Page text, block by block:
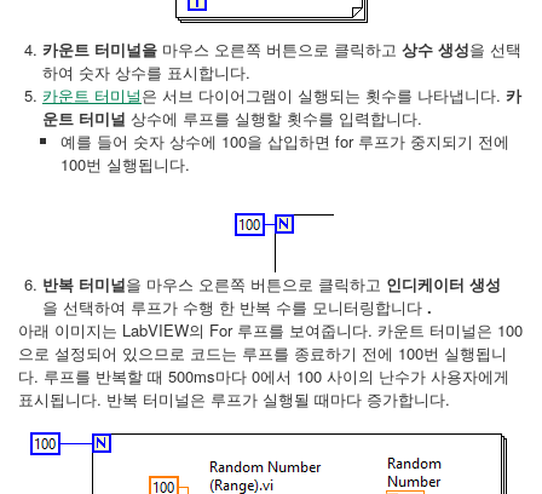
카운트 터미널을 마우스 오른쪽 버튼으로 클릭하고 상수 생성을 선택
하여 숫자 상수를 표시합니다.
카운트 터미널은 서브 다이어그램이 실행되는 횟수를 나타냅니다. 카
운트 터미널 상수에 루프를 실행할 횟수를 입력합니다.
예를 들어 숫자 상수에 100을 삽입하면 for 루프가 중지되기 전에
100번 실행됩니다.
반복 터미널을 마우스 오른쪽 버튼으로 클릭하고 인디케이터 생성
을 선택하여 루프가 수행 한 반복 수를 모니터링합니다 .
아래 이미지는 LabVIEW의 For 루프를 보여줍니다. 카운트 터미널은 100
으로 설정되어 있으므로 코드는 루프를 종료하기 전에 100번 실행됩니
다. 루프를 반복할 때 500ms마다 0에서 100 사이의 난수가 사용자에게
표시됩니다. 반복 터미널은 루프가 실행될 때마다 증가합니다.